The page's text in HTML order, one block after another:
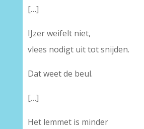
[…]
IJzer weifelt niet,
vlees nodigt uit tot snijden.
Dat weet de beul.
[…]
Het lemmet is minder